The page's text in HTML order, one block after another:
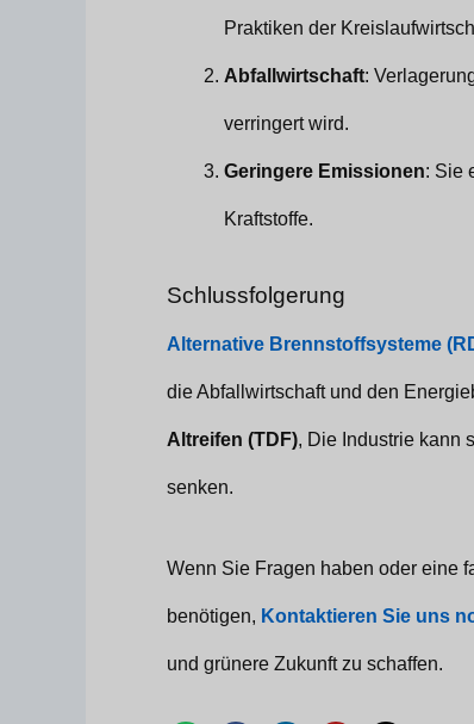
Praktiken der
Abfallwirtschaft:
verringert wird.
Geringere Emissionen: Sie
Kraftstoffe.
Schlussfolgerung
Alternative Brennstoffsysteme
die Abfallwirtschaft und den
Altreifen (TDF), Die Industrie kann
senken.
Wenn Sie Fragen haben oder eine
benötigen, Kontaktieren Sie uns
und grünere Zukunft zu schaffen.